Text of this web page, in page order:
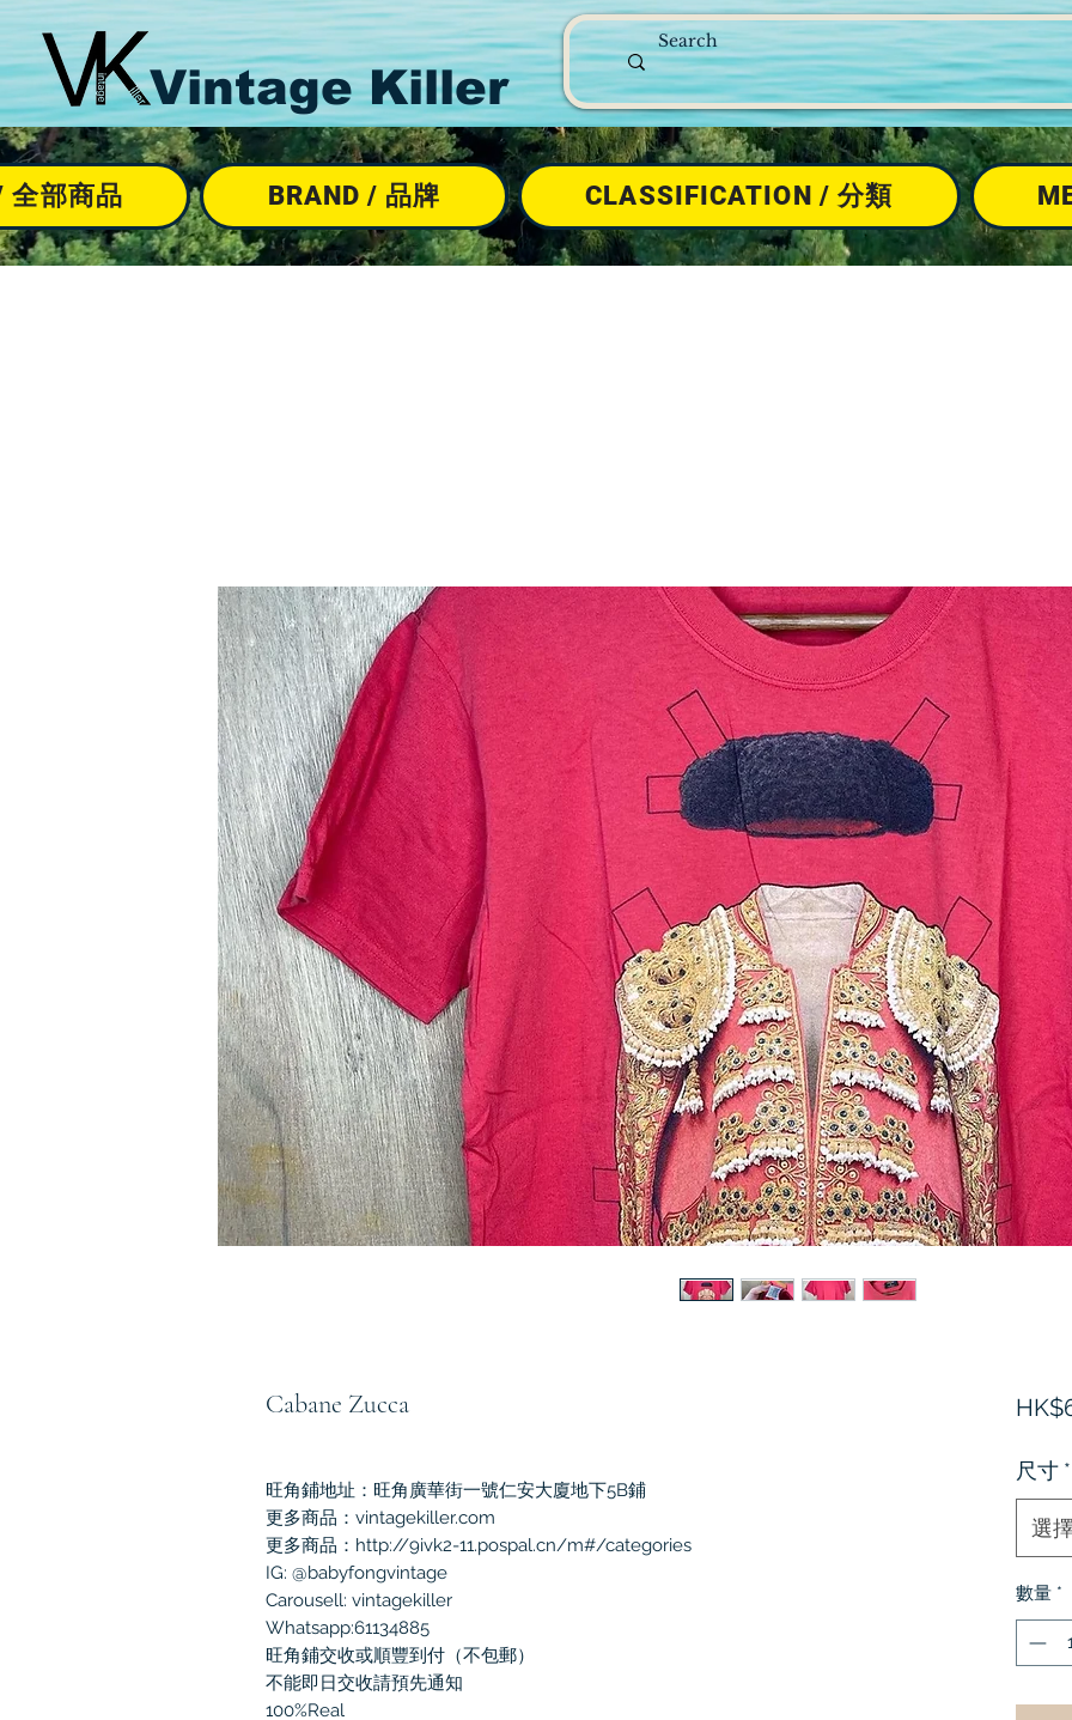
Vintage Killer
全部商品 BRAND / 品牌 CLASSIFICATION / 分類
Cabane Zucca
旺角鋪地址：旺角廣華街一號仁安大廈地下5B鋪
更多商品：vintagekiller.com
更多商品：http://9ivk2-11.pospal.cn/m#/categories
IG: @babyfongvintage
Carousell: vintagekiller
Whatsapp:61134885
旺角鋪交收或順豐到付（不包郵）
不能即日交收請預先通知
100%Real
尺寸 *
選
數量 *